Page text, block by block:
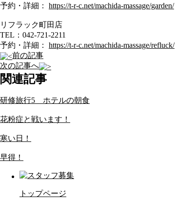
予約・詳細： https://t-r-c.net/machida-massage/garden/
リフラック町田店
TEL：042-721-2211
予約・詳細： https://t-r-c.net/machida-massage/refluck/
前の記事
次の記事へ
関連記事
研修旅行5 ホテルの朝食
花粉症と戦います！
寒い日！
早得！
トップページ